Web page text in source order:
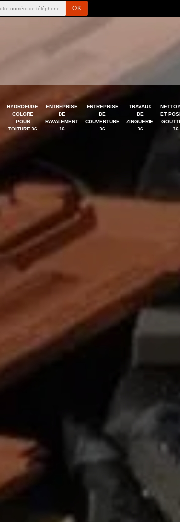
HYDROFUGE
COLORE
POUR
TOITURE 36
ENTREPRISE
DE
RAVALEMENT
36
ENTREPRISE
DE
COUVERTURE
36
TRAVAUX
DE
ZINGUERIE
36
ET
36